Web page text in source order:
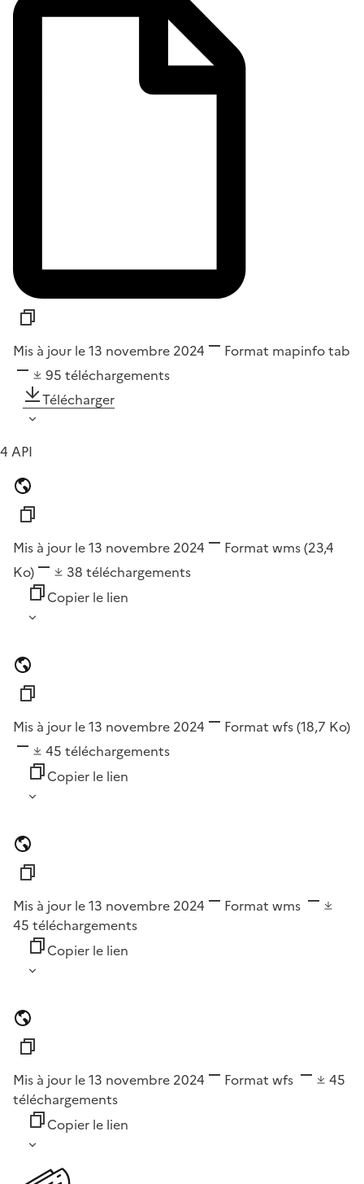
Mis à jour le 13 novembre 2024 Format mapinfo tab
95 téléchargements
Télécharger
4 API
Mis à jour le 13 novembre 2024 Format wms(23,4
Ko)
38 téléchargements
Copier le lien
Mis à jour le 13 novembre 2024 Format wfs(18,7 Ko)
45 téléchargements
Copier le lien
Mis à jour le 13 novembre 2024 Format wms
45 téléchargements
Copier le lien
Mis à jour le 13 novembre 2024 Format wfs
45
téléchargements
Copier le lien